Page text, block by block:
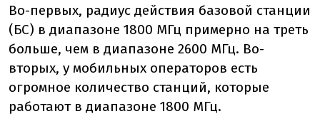
Во-первых, радиус действия базовой станции
(БС) в диапазоне 1800 МГц примерно на треть
больше, чем в диапазоне 2600 МГц. Во-
вторых, у мобильных операторов есть
огромное количество станций, которые
работают в диапазоне 1800 МГц.